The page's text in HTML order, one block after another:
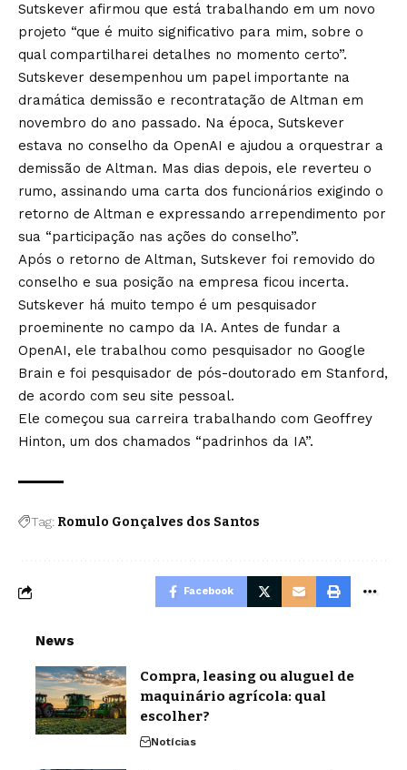
Sutskever afirmou que está trabalhando em um novo
projeto “que é muito significativo para mim, sobre o
qual compartilharei detalhes no momento certo”.
Sutskever desempenhou um papel importante na
dramática demissão e recontratação de Altman em
novembro do ano passado. Na época, Sutskever
estava no conselho da OpenAI e ajudou a orquestrar a
demissão de Altman. Mas dias depois, ele reverteu o
rumo, assinando uma carta dos funcionários exigindo o
retorno de Altman e expressando arrependimento por
sua “participação nas ações do conselho”.
Após o retorno de Altman, Sutskever foi removido do
conselho e sua posição na empresa ficou incerta.
Sutskever há muito tempo é um pesquisador
proeminente no campo da IA. Antes de fundar a
OpenAI, ele trabalhou como pesquisador no Google
Brain e foi pesquisador de pós-doutorado em Stanford,
de acordo com seu site pessoal.
Ele começou sua carreira trabalhando com Geoffrey
Hinton, um dos chamados “padrinhos da IA”.
Tag: Romulo Gonçalves dos Santos
Facebook
News
Compra, leasing ou aluguel de
maquinário agrícola: qual
escolher?
Notícias